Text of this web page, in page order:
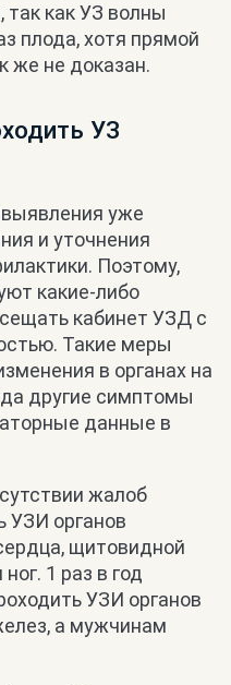
как УЗ волны
плода, хотя прямой
же не доказан.
УЗ
уже
и уточнения
Поэтому,
какие-либо
кабинет УЗД с
Такие меры
в органах на
другие симптомы
данные в
жалоб
УЗИ органов
щитовидной
1 раз в год
УЗИ органов
а мужчинам